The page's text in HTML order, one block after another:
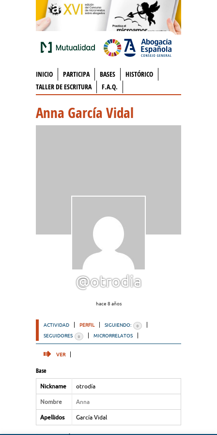
INICIO PARTICIPA BASES
HISTÓRICO
TALLER DE ESCRITURA
F.A.Q.
Anna García Vidal
@otrodia
hace 8 años
ACTIVIDAD PERFIL SIGUIENDO: 0
SEGUIDORES 0 MICRORRELATOS
VER
Base
Nickname otrodía
Nombre Anna
Apellidos García Vidal